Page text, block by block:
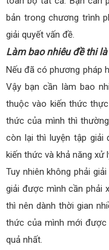
bản trong chương trình
giải quyết vấn đề.
Làm bao nhiêu đề thi
Nếu đã có phương pháp
Vậy bạn cần làm bao
thuộc vào kiến thức
thức của mình thì
còn lại thì luyện tập giải
kiến thức và khả năng xử
Tuy nhiên không phải
giải được mình cần phải
thì nên dành thời gian
thức của mình mới
quả nhất.